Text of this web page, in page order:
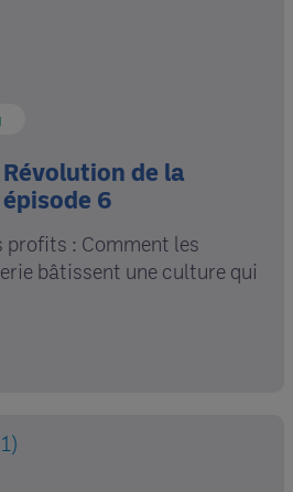
de la
6
profits : Comment les
bâtissent une culture qui